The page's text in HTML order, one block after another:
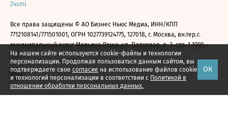
На нашем сайте используются cookie-файлы и технологии
персонализации. Продолжая пользоваться данным сайтом, вы
подтверждаете свое согласие на использование файлов cookie
и технологий персонализации в соответствии с Политикой в
отношении обработки персональных данных.
ОК
24smi
Все права защищены © АО Бизнес Ньюс Медиа, ИНН/КПП
7712108141/771501001, ОГРН 1027739124775, 127018, г. Москва, вн.тер.г.
муниципальный округ Марьина Роща, ул. Полковая, д. 3, стр. 1 1999—
2026